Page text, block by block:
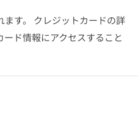
す。 クレジットカードの詳
ド情報にアクセスすること